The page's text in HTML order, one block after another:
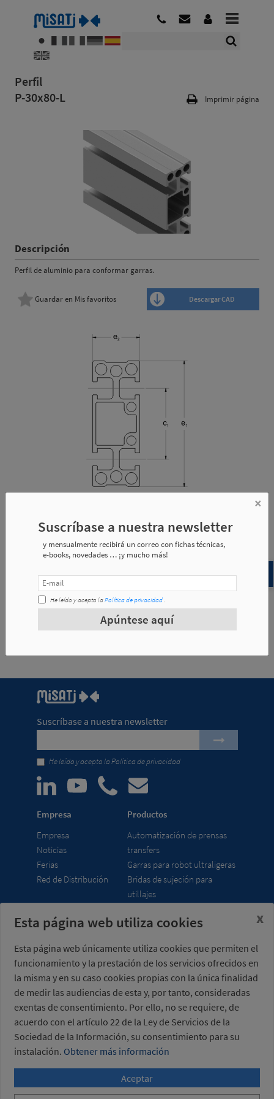
Perfil
P-30x80-L
Imprimir página
Descripción
Perfil de aluminio para conformar garras.
Descargar CAD
Guardar en Mis favoritos
Dimensiones Especificaciones técnicas
×
Suscríbase a nuestra newsletter
y mensualmente recibirá un correo con fichas técnicas,
e-books, novedades … ¡y mucho más!
He leído y acepto laPolítica de privacidad.
Apúntese aquí
Suscríbase a nuestra newsletter
He leído y acepto laPolítica de privacidad
Empresa
Empresa
Noticias
Ferias
Red de Distribución
Productos
Automatización de prensas
transfers
Garras para robot ultraligeras
Bridas de sujeción para
utillajes
Misati S.L.
08960 Sant Just
Desvern
Barcelona - España
Horario
7:00 - 15:00 h (UTC+01:00)
+34 934 404 727
misati@misati.com
Con el apoyo de ACCIÓ-Proyecto impulsado con
Esta página web utiliza cookies
Esta página web únicamente utiliza cookies que permiten el
funcionamiento y la prestación de los servicios ofrecidos en
la misma y en su caso cookies propias con la única finalidad
de medir las audiencias de esta y, por tanto, consideradas
exentas de consentimiento. Por ello, no se requiere, de
acuerdo con el artículo 22 de la Ley de Servicios de la
Sociedad de la Información, su consentimiento para su
instalación. Obtener más información
Aceptar
x